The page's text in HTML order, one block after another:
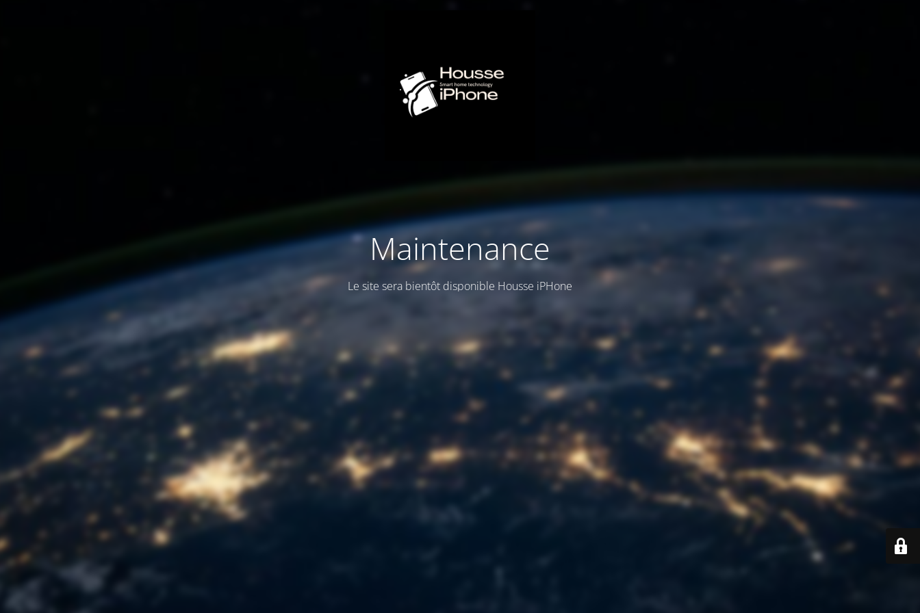
Maintenance
Le site sera bientôt disponible Housse iPHone